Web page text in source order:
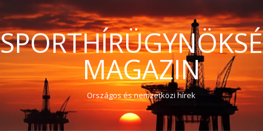
MAGAZIN
Országos és nemzetközi hírek